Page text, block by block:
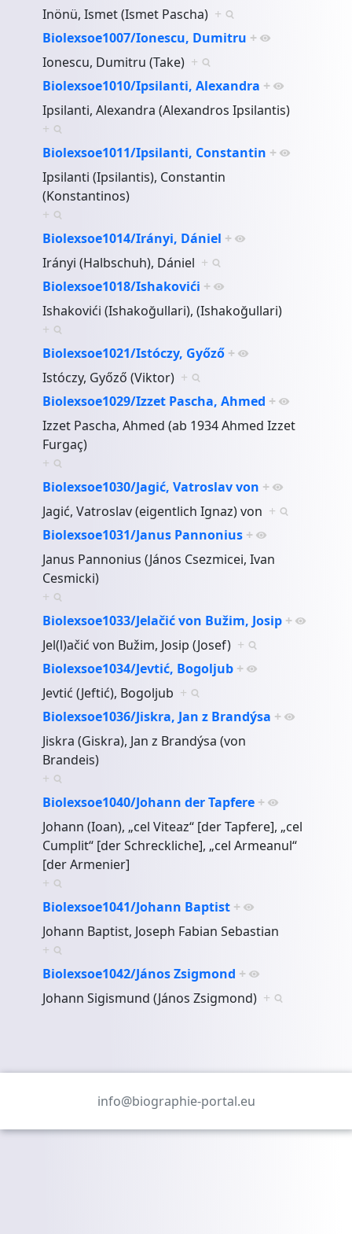
Inönü, Ismet (Ismet Pascha) +
Biolexsoe1007/Ionescu, Dumitru +
Ionescu, Dumitru (Take) +
Biolexsoe1010/Ipsilanti, Alexandra +
Ipsilanti, Alexandra (Alexandros Ipsilantis)
+
Biolexsoe1011/Ipsilanti, Constantin +
Ipsilanti (Ipsilantis), Constantin
(Konstantinos)
+
Biolexsoe1014/Irányi, Dániel +
Irányi (Halbschuh), Dániel +
Biolexsoe1018/Ishakovići +
Ishakovići (Ishakoğullari), (Ishakoğullari)
+
Biolexsoe1021/Istóczy, Győző +
Istóczy, Győző (Viktor) +
Biolexsoe1029/Izzet Pascha, Ahmed +
Izzet Pascha, Ahmed (ab 1934 Ahmed Izzet
Furgaç)
+
Biolexsoe1030/Jagić, Vatroslav von +
Jagić, Vatroslav (eigentlich Ignaz) von +
Biolexsoe1031/Janus Pannonius +
Janus Pannonius (János Csezmicei, Ivan
Cesmicki)
+
Biolexsoe1033/Jelačić von Bužim, Josip +
Jel(l)ačić von Bužim, Josip (Josef) +
Biolexsoe1034/Jevtić, Bogoljub +
Jevtić (Jeftić), Bogoljub +
Biolexsoe1036/Jiskra, Jan z Brandýsa +
Jiskra (Giskra), Jan z Brandýsa (von
Brandeis)
+
Biolexsoe1040/Johann der Tapfere +
Johann (Ioan), „cel Viteaz“ [der Tapfere], „cel
Cumplit“ [der Schreckliche], „cel Armeanul“
[der Armenier]
+
Biolexsoe1041/Johann Baptist +
Johann Baptist, Joseph Fabian Sebastian
+
Biolexsoe1042/János Zsigmond +
Johann Sigismund (János Zsigmond) +
info@biographie-portal.eu